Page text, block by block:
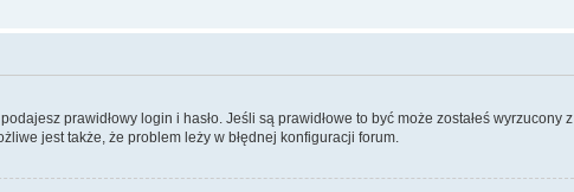
prawidłowy login i hasło. Jeśli są prawidłowe to być może zostałeś wyrzucony z
jest także, że problem leży w błędnej konfiguracji forum.